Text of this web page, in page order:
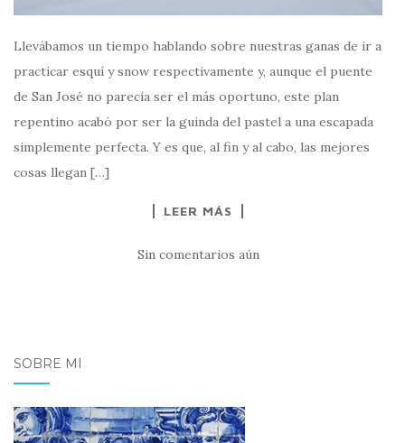
Llevábamos un tiempo hablando sobre nuestras ganas de ir a
practicar esquí y snow respectivamente y, aunque el puente
de San José no parecía ser el más oportuno, este plan
repentino acabó por ser la guinda del pastel a una escapada
simplemente perfecta. Y es que, al fin y al cabo, las mejores
cosas llegan […]
LEER MÁS
Sin comentarios aún
SOBRE MÍ